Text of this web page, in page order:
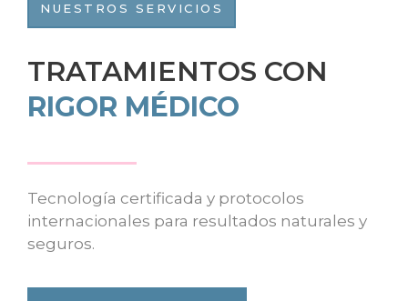
NUESTROS SERVICIOS
TRATAMIENTOS CON
RIGOR MÉDICO
Tecnología certificada y protocolos
internacionales para resultados naturales y
seguros.